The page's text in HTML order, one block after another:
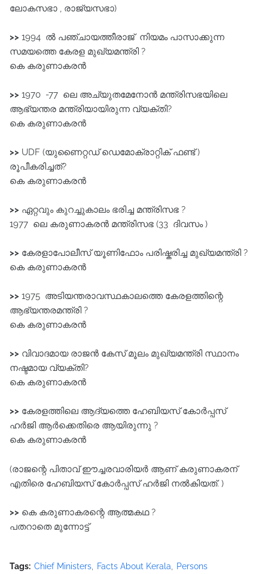
ലോകസഭാ , രാജ്യസഭാ)
>> 1994 ൽ പഞ്ചായത്തീരാജ്‌ നിയമം പാസാക്കുന്ന
സമയത്തെ കേരള മുഖ്യമന്ത്രി ?
കെ കരുണാകരൻ
>> 1970 -77 ലെ അച്യുതമേനോൻ മന്ത്രിസഭയിലെ
ആഭ്യന്തര മന്ത്രിയായിരുന്ന വ്യക്തി?
കെ കരുണാകരൻ
>> UDF (യുണൈറ്റഡ് ഡെമോക്രാറ്റിക്‌ ഫണ്ട് )
രൂപീകരിച്ചത്?
കെ കരുണാകരൻ
>> ഏറ്റവും കുറച്ചുകാലം ഭരിച്ച മന്ത്രിസഭ ?
1977 ലെ കരുണാകരൻ മന്ത്രിസഭ (33 ദിവസം )
>> കേരളാപോലീസ് യൂണിഫോം പരിഷ്കരിച്ച മുഖ്യമന്ത്രി ?
കെ കരുണാകരൻ
>> 1975 അടിയന്തരാവസ്ഥകാലത്തെ കേരളത്തിന്റെ
ആഭ്യന്തരമന്ത്രി ?
കെ കരുണാകരൻ
>> വിവാദമായ രാജൻ കേസ് മൂലം മുഖ്യമന്ത്രി സ്ഥാനം
നഷ്ടമായ വ്യക്തി?
കെ കരുണാകരൻ
>> കേരളത്തിലെ ആദ്യത്തെ ഹേബിയസ് കോർപ്പസ്
ഹർജി ആർക്കെതിരെ ആയിരുന്നു ?
കെ കരുണാകരൻ
(രാജന്റെ പിതാവ് ഈച്ചരവാരിയർ ആണ് കരുണാകരന്
എതിരെ ഹേബിയസ് കോർപ്പസ് ഹർജി നൽകിയത്. )
>> കെ കരുണാകരന്റെ ആത്മകഥ ?
പതറാതെ മുന്നോട്ട്
Tags: Chief Ministers Facts About Kerala Persons